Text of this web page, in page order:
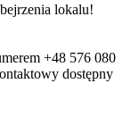
lokalu!
+48 576 080
dostępny